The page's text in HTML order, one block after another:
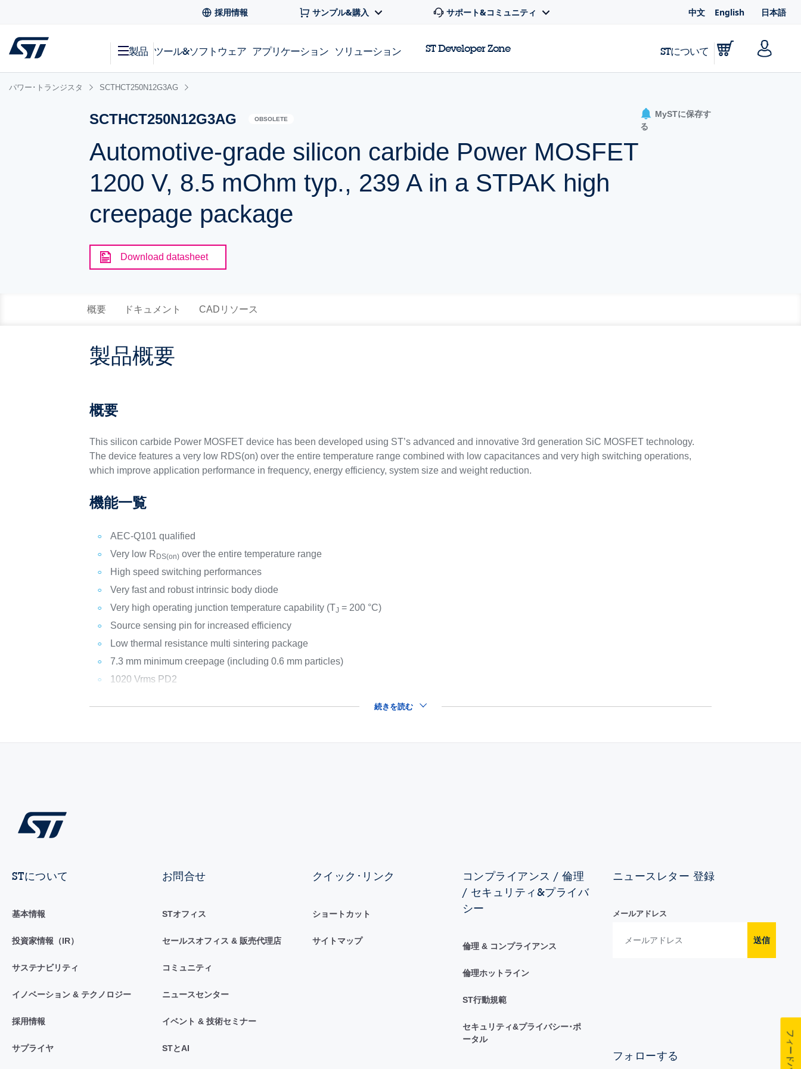
採用情報 サンプル&購入 サポート&コミュニティ 中文 English 日本語
製品 ツール&ソフトウェア アプリケーション ソリューション ST Developer Zone STについて
パワー･トランジスタ SCTHCT250N12G3AG
SCTHCT250N12G3AG OBSOLETE
Automotive-grade silicon carbide Power MOSFET
1200 V, 8.5 mOhm typ., 239 A in a STPAK high
creepage package
MySTに保存す
る
Download datasheet
概要 ドキュメント CADリソース
製品概要
概要
This silicon carbide Power MOSFET device has been developed using ST’s advanced and innovative 3rd generation SiC MOSFET technology.
The device features a very low RDS(on) over the entire temperature range combined with low capacitances and very high switching operations,
which improve application performance in frequency, energy efficiency, system size and weight reduction.
機能一覧
AEC-Q101 qualified
Very low R DS(on) over the entire temperature range
High speed switching performances
Very fast and robust intrinsic body diode
Very high operating junction temperature capability (TJ = 200 °C)
Source sensing pin for increased efficiency
Low thermal resistance multi sintering package
7.3 mm minimum creepage (including 0.6 mm particles)
1020 Vrms PD2
続きを読む
STについて
基本情報
投資家情報（IR）
サステナビリティ
イノベーション & テクノロジー
採用情報
サプライヤ
お問合せ
STオフィス
セールスオフィス & 販売代理店
コミュニティ
ニュースセンター
イベント & 技術セミナー
STとAI
クイック･リンク
ショートカット
サイトマップ
コンプライアンス / 倫理
/ セキュリティ&プライバ
シー
倫理 & コンプライアンス
倫理ホットライン
ST行動規範
セキュリティ&プライバシー･ポ
ータル
ニュースレター 登録
メールアドレス
送信
フォローする